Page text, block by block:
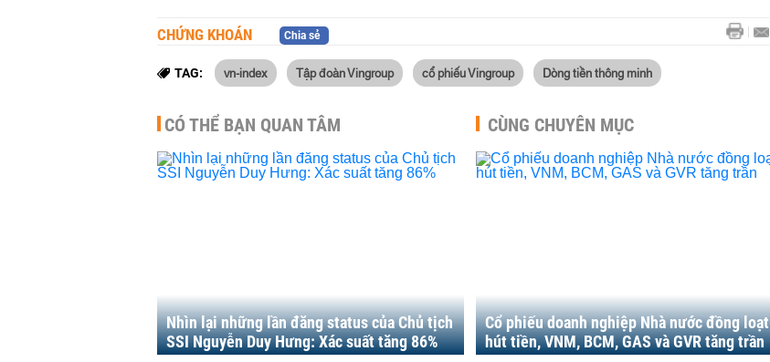
CHỨNG KHOÁN Chia sẻ
TAG: vn-index Tập đoàn Vingroup cổ phiếu Vingroup Dòng tiền thông minh
CÓ THỂ BẠN QUAN TÂM
Nhìn lại những lần đăng status của Chủ tịch
SSI Nguyễn Duy Hưng: Xác suất tăng 86%
CÙNG CHUYÊN MỤC
Cổ phiếu doanh nghiệp Nhà nước đồng loạt
hút tiền, VNM, BCM, GAS và GVR tăng trần